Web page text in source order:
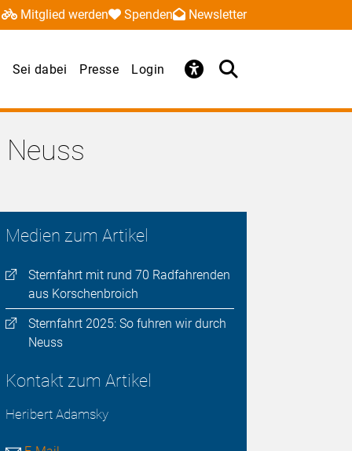
Mitglied werden Spenden Newsletter
Sei dabei Presse Login
Medien zum Artikel
Sternfahrt mit rund 70 Radfahrenden
aus Korschenbroich
Sternfahrt 2025: So fuhren wir durch
Neuss
Kontakt zum Artikel
Heribert Adamsky